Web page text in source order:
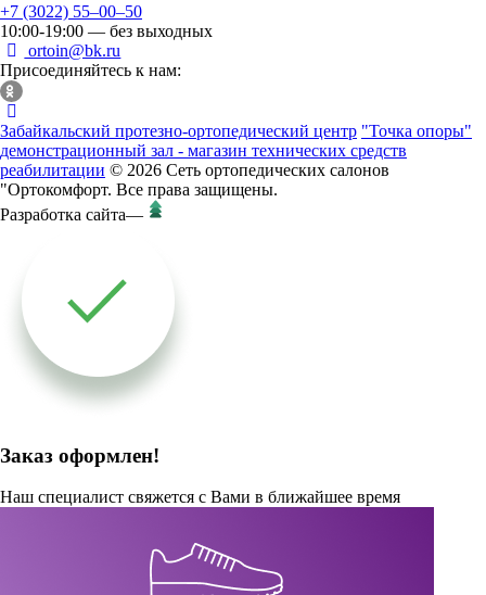
+7 (3022) 55‒00‒50
10:00-19:00 — без выходных
ortoin@bk.ru
Присоединяйтесь к нам:
Забайкальский протезно-ортопедический центр "Точка опоры"
демонстрационный зал - магазин технических средств
реабилитации © 2026 Сеть ортопедических салонов
"Ортокомфорт. Все права защищены.
Разработка сайта—
Заказ оформлен!
Наш специалист свяжется с Вами в ближайшее время